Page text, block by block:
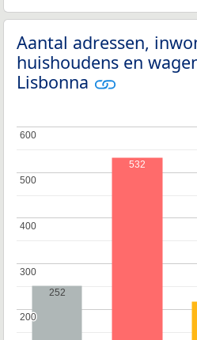
Aantal adressen,
huishoudens en
Lisbonna
200
200
300
300
400
400
500
500
600
600
252
532